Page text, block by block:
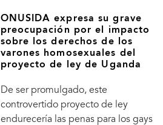
ONUSIDA expresa su grave
preocupación por el impacto
sobre los derechos de los
varones homosexuales del
proyecto de ley de Uganda
De ser promulgado, este
controvertido proyecto de ley
endurecería las penas para los gays